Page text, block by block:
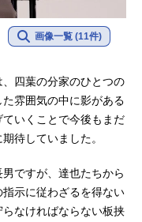
画像一覧 (11件)
四葉の分家のひとつの
雰囲気の中に影がある
いくことで今後もまだ
待していました。
ですが、達也たちから
示に従わざるを得ない
なければならない板挟